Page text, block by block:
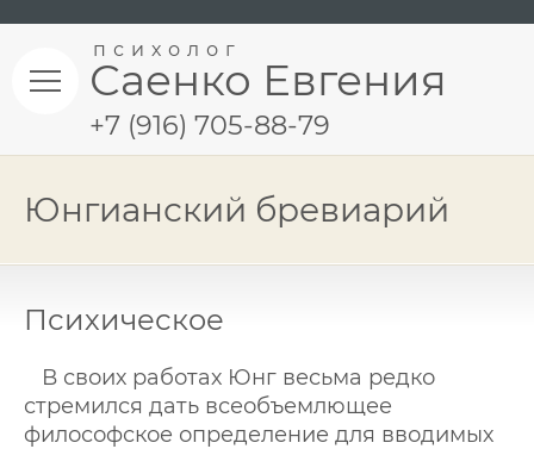
Саенко Евгения
психолог
+7 (916) 705-88-79
Юнгианский бревиарий
Психическое
В своих работах Юнг весьма редко
стремился дать всеобъемлющее
философское определение для вводимых